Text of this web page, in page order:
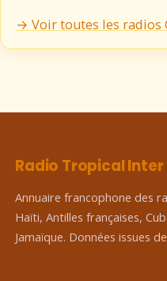
→ Voir toutes les radios
Radio Tropical
Annuaire francophone des
Haïti, Antilles françaises,
Jamaïque. Données issues